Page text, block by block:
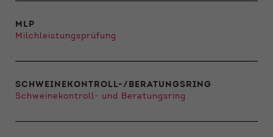
MLP
Milchleistungsprüfung
SCHWEINEKONTROLL-/BERATUNGSRING
Schweinekontroll- und Beratungsring